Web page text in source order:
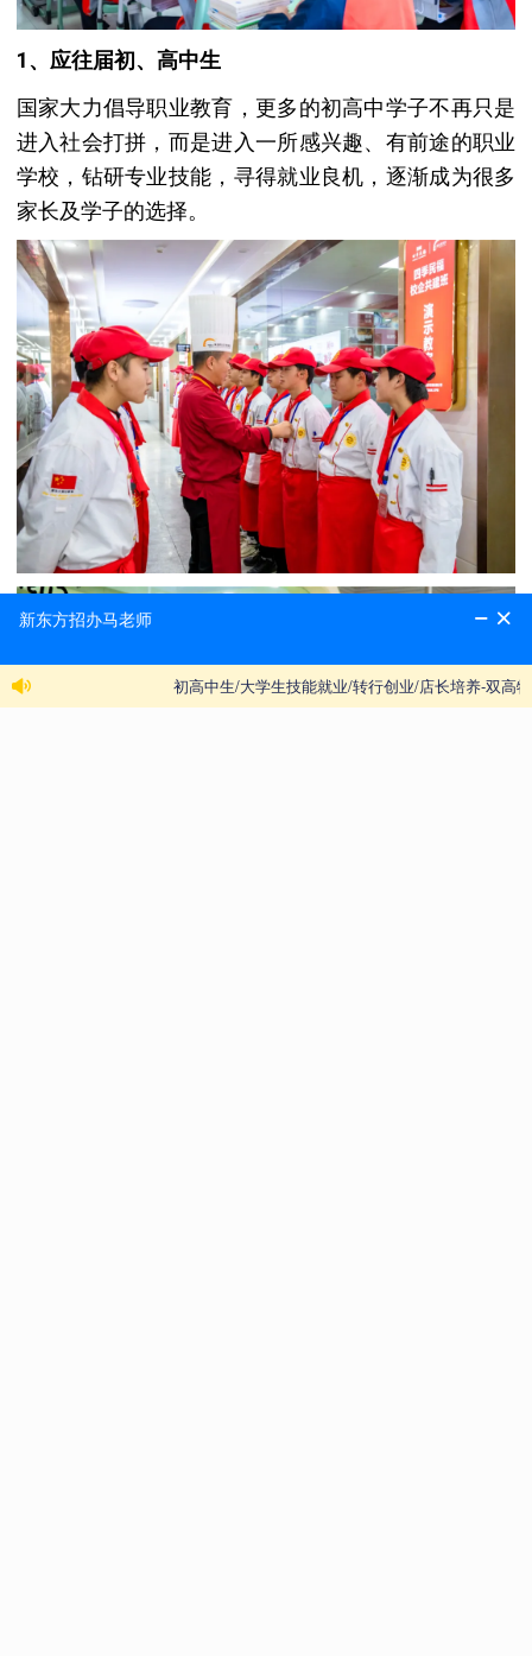
1、应往届初、高中生
国家大力倡导职业教育，更多的初高中学子不再只是
进入社会打拼，而是进入一所感兴趣、有前途的职业
学校，钻研专业技能，寻得就业良机，逐渐成为很多
家长及学子的选择。